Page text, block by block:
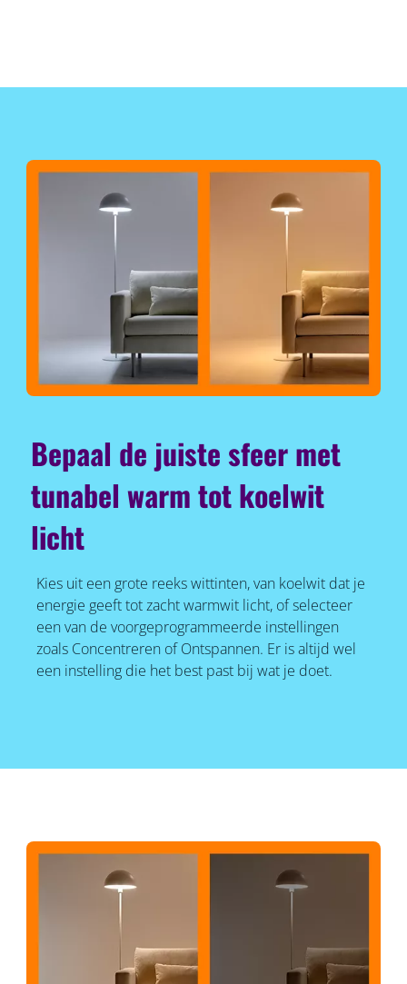
Bepaal de juiste sfeer met
tunabel warm tot koelwit
licht
Kies uit een grote reeks wittinten, van koelwit dat je
energie geeft tot zacht warmwit licht, of selecteer
een van de voorgeprogrammeerde instellingen
zoals Concentreren of Ontspannen. Er is altijd wel
een instelling die het best past bij wat je doet.